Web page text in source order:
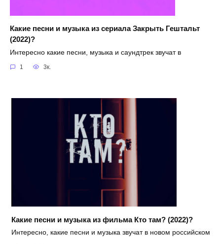
Какие песни и музыка из сериала Закрыть Гештальт
(2022)?
Интересно какие песни, музыка и саундтрек звучат в
1 3к.
Какие песни и музыка из фильма Кто там? (2022)?
Интересно, какие песни и музыка звучат в новом российском